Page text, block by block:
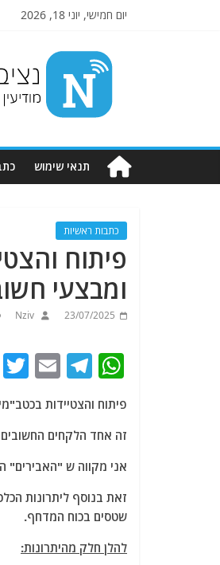
יום חמישי, יוני 18, 2026
מודיעין
מהמקורות
תנאי שימוש
כתבות ראשיות
פיתוח
ומבצעי
23/07/2025
Nziv
W
at
s
A
p
p
T
e
g
ra
m
E
ai
l
פיתוח והצטיידות
זה אחד הלקחים החשובים
אני מקווה ש "האבירים"
זאת בנוסף ליתרונות
שטסים בכוח המדחף.
להלן חלק מהיתרונות: